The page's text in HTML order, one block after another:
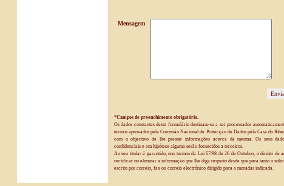
Mensagem
*Campos de preenchimento obrigatório.
Os dados constantes deste formulário destinam-se a ser processados
termos aprovados pela Comissão Nacional de Protecção de Dados pela Casa do
com o objectivo de lhe prestar informações acerca da mesma. Os seus
confidenciais e em hipótese alguma serão fornecidos a terceiros.
Ao seu titular é garantido, nos termos da Lei 67/98 de 26 de Outubro, o direito de
rectificar ou eliminar a informação que lhe diga respeito desde que para tanto o
escrito por correio, fax ou correio electrónico dirigido para a moradas indicada.